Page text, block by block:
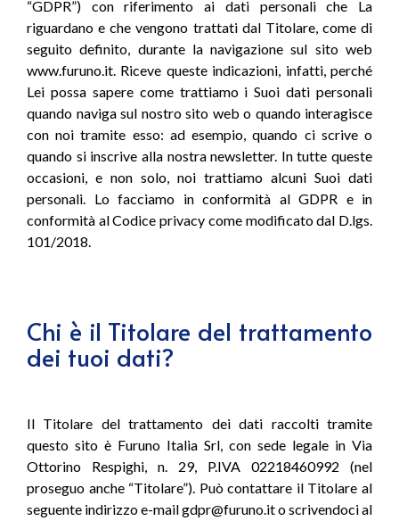
Accessori ecoscandagli e sonar Radio MF/HF SSB
“GDPR”) con riferimento ai dati personali che La
riguardano e che vengono trattati dal Titolare, come di
seguito definito, durante la navigazione sul sito web
www.furuno.it. Riceve queste indicazioni, infatti, perché
Lei possa sapere come trattiamo i Suoi dati personali
quando naviga sul nostro sito web o quando interagisce
con noi tramite esso: ad esempio, quando ci scrive o
quando si inscrive alla nostra newsletter. In tutte queste
occasioni, e non solo, noi trattiamo alcuni Suoi dati
personali. Lo facciamo in conformità al GDPR e in
conformità al Codice privacy come modificato dal D.lgs.
101/2018.
Chi è il Titolare del trattamento
dei tuoi dati?
Il Titolare del trattamento dei dati raccolti tramite
questo sito è Furuno Italia Srl, con sede legale in Via
Ottorino Respighi, n. 29, P.IVA 02218460992 (nel
proseguo anche “Titolare”). Può contattare il Titolare al
seguente indirizzo e-mail gdpr@furuno.it o scrivendoci al